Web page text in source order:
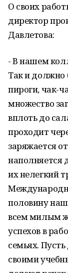
О своих
директор
Давлетова:
- В нашем
Так и должно
пироги, чак-
множество
вплоть до
проходит
заряжается
наполняется
их нелегкий
половину
всем милым
успехов в
семьях.
своими